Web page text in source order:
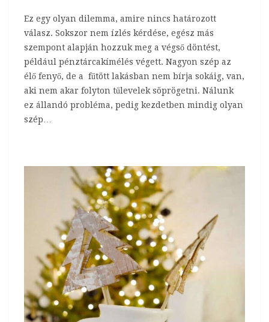
Ez egy olyan dilemma, amire nincs határozott
válasz. Sokszor nem ízlés kérdése, egész más
szempont alapján hozzuk meg a végső döntést,
például pénztárcakímélés végett. Nagyon szép az
élő fenyő, de a fűtött lakásban nem bírja sokáig, van,
aki nem akar folyton tűlevelek söprögetni. Nálunk
ez állandó probléma, pedig kezdetben mindig olyan
szép…